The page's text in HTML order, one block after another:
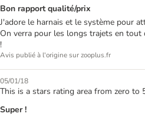
Bon rapport qualité/prix
J'adore le harnais et le système pour
On verra pour les longs trajets en tout
!
Avis publié à l'origine sur zooplus.fr
05/01/18
This is a stars rating area from zero to
Super !